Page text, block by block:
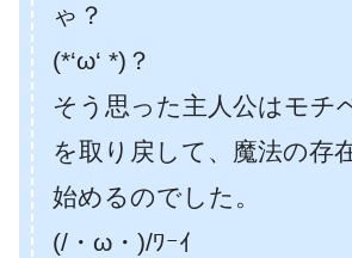
ゃ？
(*‘ω‘ *)？
そう思った主人公はモチ
を取り戻して、魔法の存
始めるのでした。
(/・ω・)/ﾜｰｲ